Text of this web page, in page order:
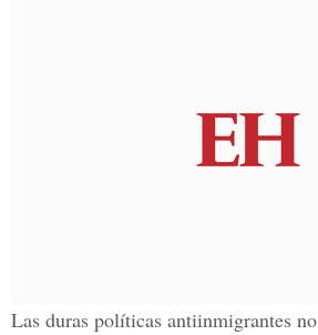
Las duras políticas antiinmigrantes